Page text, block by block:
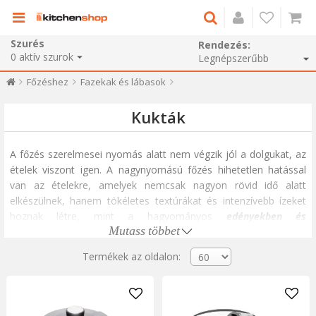
Szurés
0 aktív szurok
Rendezés:
Főzéshez Fazekak és lábasok
Kukták
A főzés szerelmesei nyomás alatt nem végzik jól a dolgukat, az
ételek viszont igen. A nagynyomású főzés hihetetlen hatással
van az ételekre, amelyek nemcsak nagyon rövid idő alatt
elkészülnek, hanem tökéletes textúrákat és intenzívebb ízeket
hoznak létre, mint a hagyományos
edényekben és
Hogyan működik a gyorsfőző?
megakadályozza a gőz kiszabadulását főzés közben. A
gyorsfőzők nagy nyomással és gőzzel működnek, hogy
Mutass többet
Termékek az oldalon: